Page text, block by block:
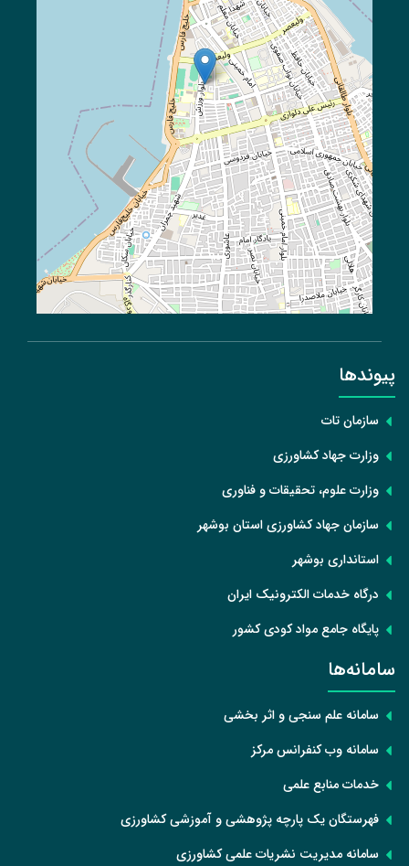
پیوند‌ها
سازمان تات
وزارت جهاد کشاورزی
وزارت علوم، تحقیقات و فناوری
سازمان جهاد کشاورزی استان بوشهر
استانداری بوشهر
درگاه خدمات الکترونیک ایران
پایگاه جامع مواد کودی کشور
سامانه‌ها
سامانه علم سنجی و اثر بخشی
سامانه وب کنفرانس مرکز
خدمات منابع علمی
فهرستگان یک پارچه پژوهشی و آموزشی کشاورزی
سامانه مدیریت نشریات علمی کشاورزی